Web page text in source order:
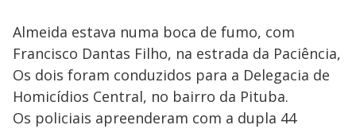
Almeida estava numa boca de fumo, com
Francisco Dantas Filho, na estrada da Paciência,
Os dois foram conduzidos para a Delegacia de
Homicídios Central, no bairro da Pituba.
Os policiais apreenderam com a dupla 44